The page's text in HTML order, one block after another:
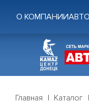
О КОМПАНИИ
Главная Каталог